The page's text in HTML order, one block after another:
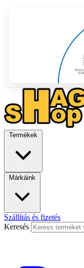
Termékek
Márkáink
Szállítás és fizetés
Keresés